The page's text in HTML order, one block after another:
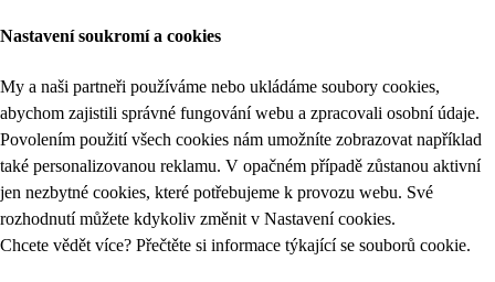
Nastavení soukromí a cookies
My a naši partneři používáme nebo ukládáme soubory cookies,
abychom zajistili správné fungování webu a zpracovali osobní údaje.
Povolením použití všech cookies nám umožníte zobrazovat například
také personalizovanou reklamu. V opačném případě zůstanou aktivní
jen nezbytné cookies, které potřebujeme k provozu webu. Své
rozhodnutí můžete kdykoliv změnit v Nastavení cookies.
Chcete vědět více? Přečtěte si informace týkající se souborů cookie.